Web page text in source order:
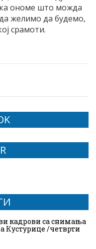
ка ономе што можда
желимо да будемо,
срамоти.
кадрови са снимања
Кустурице /четврти